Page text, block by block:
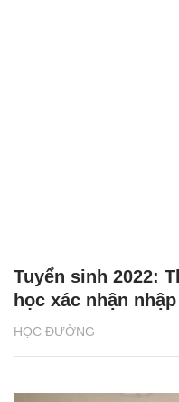
HỌC ĐƯỜNG
Tuyển sinh 2022:
học xác nhận